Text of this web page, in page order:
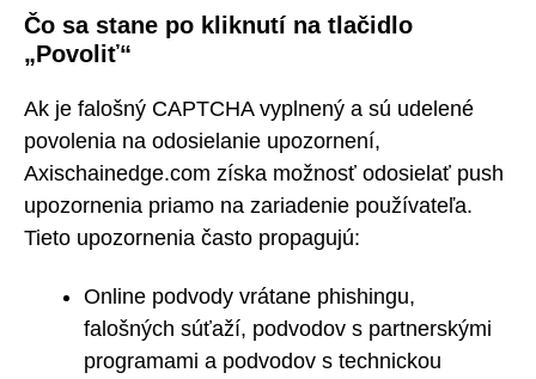
Čo sa stane po kliknutí na tlačidlo
„Povoliť“
Ak je falošný CAPTCHA vyplnený a sú udelené
povolenia na odosielanie upozornení,
Axischainedge.com získa možnosť odosielať push
upozornenia priamo na zariadenie používateľa.
Tieto upozornenia často propagujú:
Online podvody vrátane phishingu,
falošných súťaží, podvodov s partnerskými
programami a podvodov s technickou